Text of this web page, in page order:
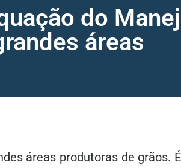
do
áreas
áreas produtoras de grãos.